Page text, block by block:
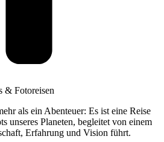
als ein Abenteuer: Es ist eine Reise
unseres Planeten, begleitet von einem
Erfahrung und Vision führt.